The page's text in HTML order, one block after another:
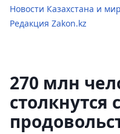
Новости Казахстана и
Редакция Zakon.kz
270 млн
столкнутся